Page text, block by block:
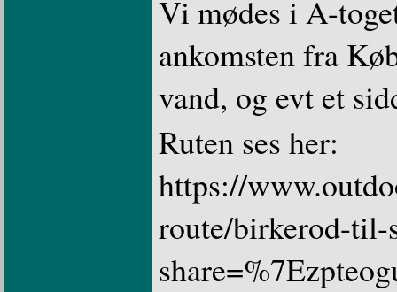
Vi mødes i A-
ankomsten fra
vand, og evt et
Ruten ses her:
https://
route/birkerod-til-